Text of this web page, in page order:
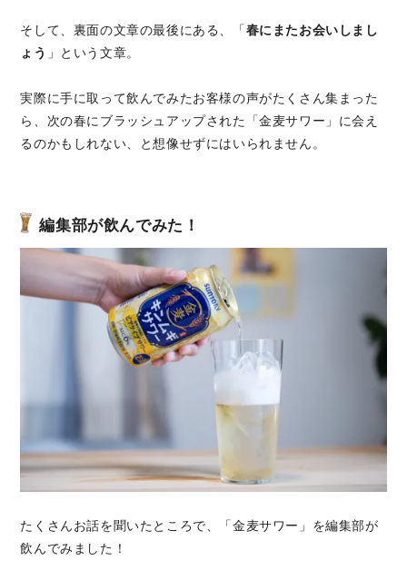
そして、裏面の文章の最後にある、「春にまたお会いしまし
ょう 」という文章。
実際に手に取って飲んでみたお客様の声がたくさん集まった
ら、次の春にブラッシュアップされた「金麦サワー」に会え
るのかもしれない、と想像せずにはいられません。
編集部が飲んでみた！
たくさんお話を聞いたところで、「金麦サワー」を編集部が
飲んでみました！